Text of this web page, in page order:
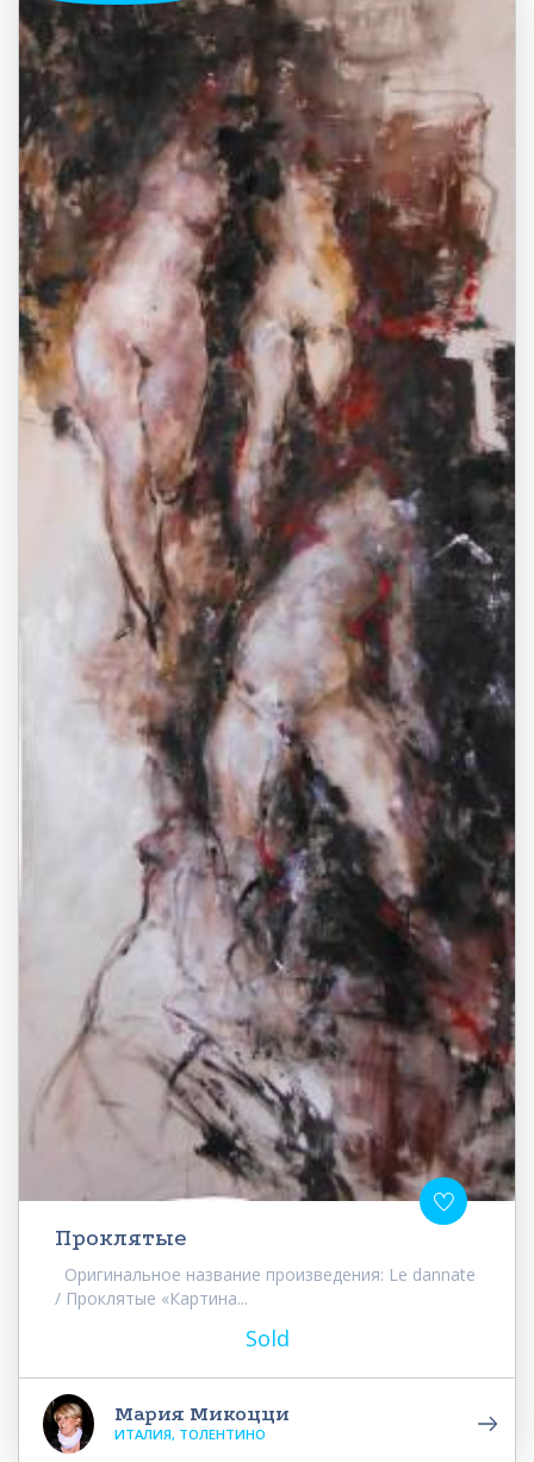
Проклятые
Оригинальное название произведения: Le dannate
/ Проклятые «Картина...
Sold
Мария Микоцци
ИТАЛИЯ, ТОЛЕНТИНО